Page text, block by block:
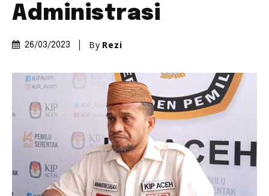
Administrasi
26/03/2023 By Rezi